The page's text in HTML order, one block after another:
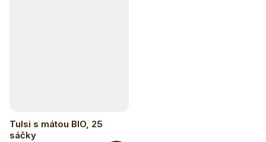
Tulsi s mátou BIO, 25
sáčky